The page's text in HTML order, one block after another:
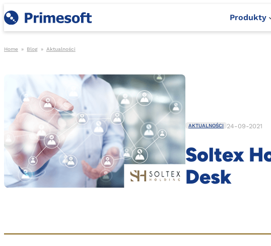
Produkty
Home » Blog » Aktualności
AKTUALNOŚCI 24-09-2021
Soltex
Desk